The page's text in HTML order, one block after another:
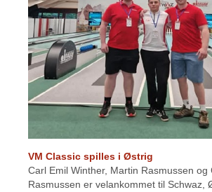
VM Classic spilles i Østrig
Carl Emil Winther, Martin Rasmussen og
Rasmussen er velankommet til Schwaz,